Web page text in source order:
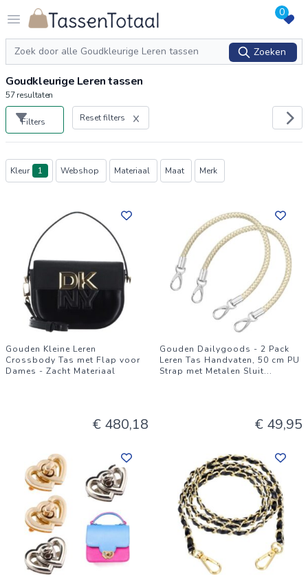
Open menu
Logo Tassentotaal.nl 0
Zoeken
Zoeken
Goudkleurige Leren tassen
57resultaten
Filters Reset filters
Producten
Kleur 1 Webshop Materiaal Maat Merk
Gouden Kleine Leren
Crossbody Tas met Flap voor
Dames - Zacht Materiaal
€ 480,18
Gouden Dailygoods - 2 Pack
Leren Tas Handvaten, 50 cm PU
Strap met Metalen Sluit...
€ 49,95